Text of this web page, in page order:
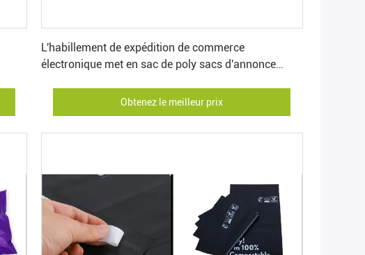
L'habillement de expédition de commerce
électronique met en sac de poly sacs d'annonce
Obtenez le meilleur prix